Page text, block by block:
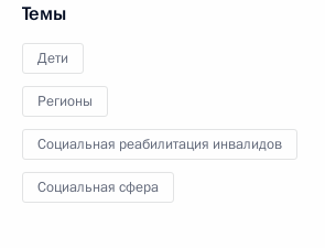
Темы
Дети
Регионы
Социальная реабилитация инвалидов
Социальная сфера